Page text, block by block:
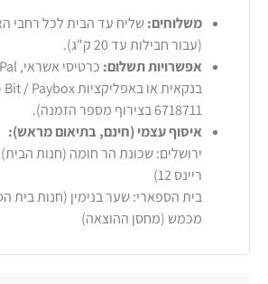
משלוחים:
(עבור חבילות עד 20 ק"ג).
אפשרויות תשלום:
6718711 בצירוף מספר הזמנה).
איסוף עצמי (חינם, בתיאום מראש):
ירושלים: שכונת הר חומה (חנות
ריינס 12)
בית הספארי: שער בנימין (חנות בית
מכמש (מחסן ההוצאה)